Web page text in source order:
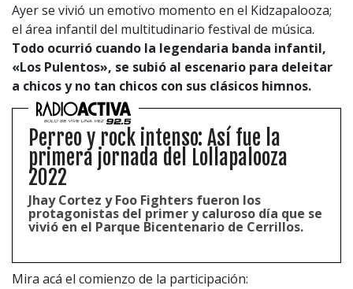
Ayer se vivió un emotivo momento en el Kidzapalooza;
el área infantil del multitudinario festival de música.
Todo ocurrió cuando la legendaria banda infantil,
«Los Pulentos», se subió al escenario para deleitar
a chicos y no tan chicos con sus clásicos himnos.
Perreo y rock intenso: Así fue la
primera jornada del Lollapalooza
2022
Jhay Cortez y Foo Fighters fueron los
protagonistas del primer y caluroso día que se
vivió en el Parque Bicentenario de Cerrillos.
Mira acá el comienzo de la participación: